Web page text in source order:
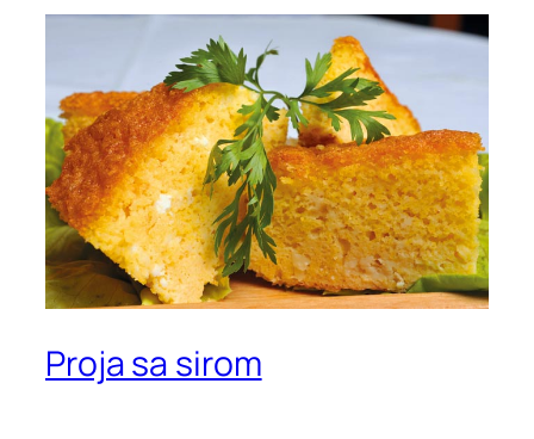
Proja sa sirom